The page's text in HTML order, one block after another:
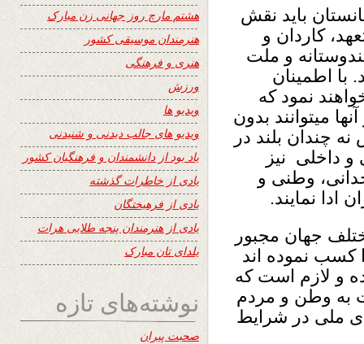
افغانستان باید نقش
کاردان و
و ملت
با اطمینان
نمود که
میتوانند بدون
چندان بلند در
داخلی نیز
وطنی و
نمایند.
جهان مجبور
کسب نموده اند
و لازم است که
به وطن و مردم
ملی در شرایط
هشتم مارچ روز جهانی زن مبارک
هنرمندان موسیقی کشور
هنری و فرهنگی
ورزش
ویدیو ها
ویدیو های جالب دیدنی و شنیدنی
یاد بود از دانشمندان و فرهنگیان کشور
یادی از خاطرات گذشته
یادی از فرهیختگان
یادی از هنرمندان پنجه طلایی هرات
یلدای تان مبارک
نوشته‌های تازه
صحبت پیران